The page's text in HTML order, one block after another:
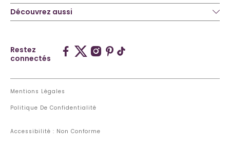
Découvrez aussi
Restez
connectés
Mentions Légales
Politique De Confidentialité
Accessibilité : Non Conforme